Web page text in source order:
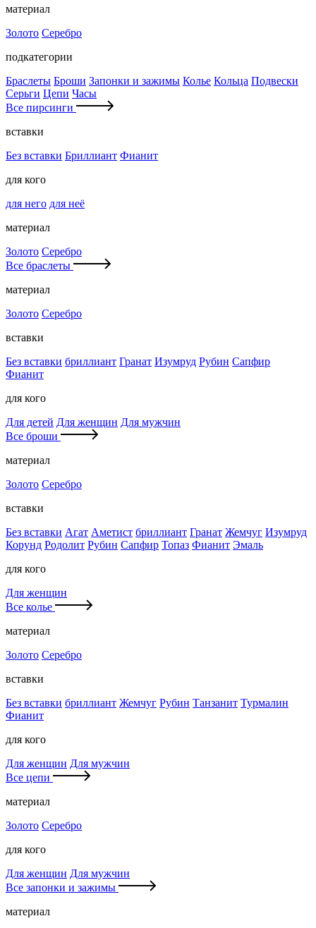
материал
Золото Серебро
подкатегории
Браслеты Броши Запонки и зажимы Колье Кольца Подвески
Серьги Цепи Часы
Все пирсинги
вставки
Без вставки Бриллиант Фианит
для кого
для него для неё
материал
Золото Серебро
Все браслеты
материал
Золото Серебро
вставки
Без вставки бриллиант Гранат Изумруд Рубин Сапфир
Фианит
для кого
Для детей Для женщин Для мужчин
Все броши
материал
Золото Серебро
вставки
Без вставки Агат Аметист бриллиант Гранат Жемчуг Изумруд
Корунд Родолит Рубин Сапфир Топаз Фианит Эмаль
для кого
Для женщин
Все колье
материал
Золото Серебро
вставки
Без вставки бриллиант Жемчуг Рубин Танзанит Турмалин
Фианит
для кого
Для женщин Для мужчин
Все цепи
материал
Золото Серебро
для кого
Для женщин Для мужчин
Все запонки и зажимы
материал